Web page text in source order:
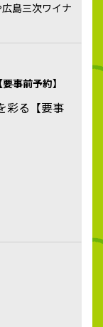
島三次ワイナ
事前予約】